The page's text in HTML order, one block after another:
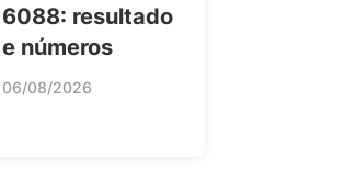
6088: resultado
e números
06/08/2026